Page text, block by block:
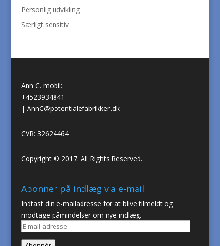
Personlig udvikling
Særligt sensitiv
Ann C. mobil:
+4523934841
| AnnC@potentialefabrikken.dk
CVR: 32624464
Copyright © 2017. All Rights Reserved.
Abonner på indlæg via e-mail
Indtast din e-mailadresse for at blive tilmeldt og
modtage påmindelser om nye indlæg.
E-
mail-